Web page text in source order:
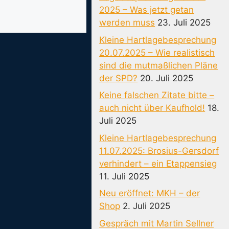
2025 – Was jetzt getan
werden muss 23. Juli 2025
Kleine Hartlagebesprechung
20.07.2025 – Wie realistisch
sind die mutmaßlichen Pläne
der SPD? 20. Juli 2025
Keine falschen Zitate bitte –
auch nicht über Kaufhold! 18.
Juli 2025
Kleine Hartlagebesprechung
11.07.2025: Brosius-Gersdorf
verhindert – ein Etappensieg
11. Juli 2025
Neu eröffnet: MKH – der
Shop 2. Juli 2025
Gespräch mit Martin Sellner